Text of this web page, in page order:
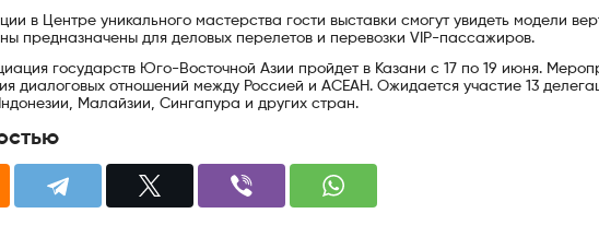
в Центре уникального мастерства гости выставки смогут увидеть модели
предназначены для деловых перелетов и перевозки VIP-пассажиров.
государств Юго-Восточной Азии пройдет в Казани с 17 по 19 июня.
диалоговых отношений между Россией и АСЕАН. Ожидается участие 13
Малайзии, Сингапура и других стран.